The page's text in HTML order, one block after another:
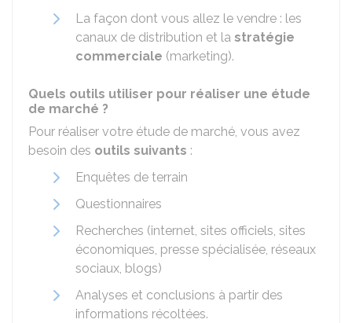
La façon dont vous allez le vendre : les
canaux de distribution et la stratégie
commerciale (marketing).
Quels outils utiliser pour réaliser une étude
de marché ?
Pour réaliser votre étude de marché, vous avez
besoin des outils suivants :
Enquêtes de terrain
Questionnaires
Recherches (internet, sites officiels, sites
économiques, presse spécialisée, réseaux
sociaux, blogs)
Analyses et conclusions à partir des
informations récoltées.